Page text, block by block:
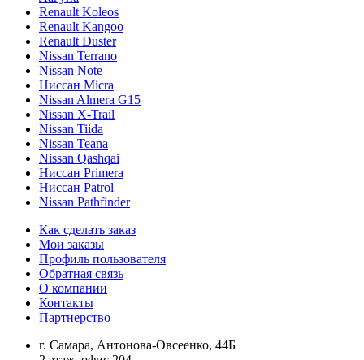
Renault Koleos
Renault Kangoo
Renault Duster
Nissan Terrano
Nissan Note
Ниссан Micra
Nissan Almera G15
Nissan X-Trail
Nissan Tiida
Nissan Teana
Nissan Qashqai
Ниссан Primera
Ниссан Patrol
Nissan Pathfinder
Как сделать заказ
Мои заказы
Профиль пользователя
Обратная связь
О компании
Контакты
Партнерство
г. Самара, Антонова-Овсеенко, 44Б